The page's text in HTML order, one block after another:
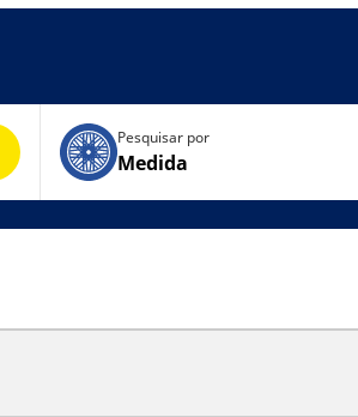
Pesquisar por
Medida